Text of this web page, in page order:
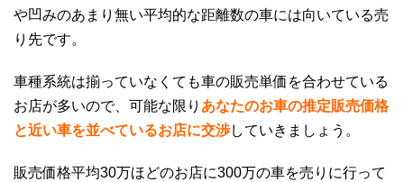
や凹みのあまり無い平均的な距離数の車には向いている売
り先です。
車種系統は揃っていなくても車の販売単価を合わせている
お店が多いので、可能な限り あなたのお車の推定販売価格
と近い車を並べているお店に交渉していきましょう。
販売価格平均30万ほどのお店に300万の車を売りに行って